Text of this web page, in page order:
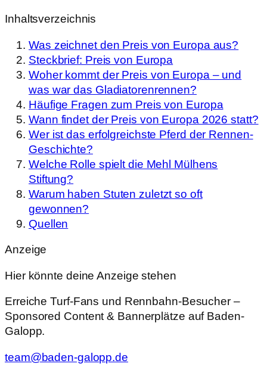
Inhaltsverzeichnis
Was zeichnet den Preis von Europa aus?
Steckbrief: Preis von Europa
Woher kommt der Preis von Europa – und
was war das Gladiatorenrennen?
Häufige Fragen zum Preis von Europa
Wann findet der Preis von Europa 2026 statt?
Wer ist das erfolgreichste Pferd der Rennen-
Geschichte?
Welche Rolle spielt die Mehl Mülhens
Stiftung?
Warum haben Stuten zuletzt so oft
gewonnen?
Quellen
Anzeige
Hier könnte deine Anzeige stehen
Erreiche Turf-Fans und Rennbahn-Besucher –
Sponsored Content & Bannerplätze auf Baden-
Galopp.
team@baden-galopp.de